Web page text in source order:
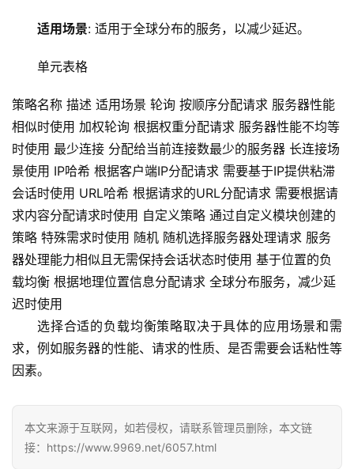
n
u
x
运
维
适用场景: 适用于全球分布的服务，以减少延迟。
单元表格
策略名称 描述 适用场景 轮询 按顺序分配请求 服务器性能
相似时使用 加权轮询 根据权重分配请求 服务器性能不均等
时使用 最少连接 分配给当前连接数最少的服务器 长连接场
景使用 IP哈希 根据客户端IP分配请求 需要基于IP提供粘滞
会话时使用 URL哈希 根据请求的URL分配请求 需要根据请
求内容分配请求时使用 自定义策略 通过自定义模块创建的
策略 特殊需求时使用 随机 随机选择服务器处理请求 服务
器处理能力相似且无需保持会话状态时使用 基于位置的负
载均衡 根据地理位置信息分配请求 全球分布服务，减少延
迟时使用
选择合适的负载均衡策略取决于具体的应用场景和需
求，例如服务器的性能、请求的性质、是否需要会话粘性等
因素。
本文来源于互联网，如若侵权，请联系管理员删除，本文链
接：https://www.9969.net/6057.html